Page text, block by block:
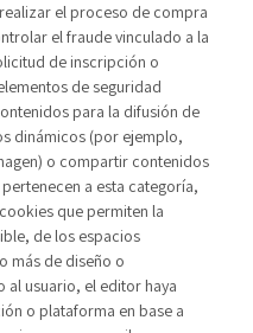
el proceso de compra
el fraude vinculado a la
de inscripción o
de seguridad
para la difusión de
dinámicos (por ejemplo,
o compartir contenidos
a esta categoría,
que permiten la
de los espacios
más de diseño o
al usuario, el editor haya
o plataforma en base a